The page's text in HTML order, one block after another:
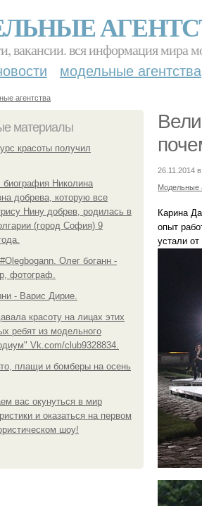
вакансии. вся информация мира
модельные агентства
агентства
материалы
красоты получил
Николина
добрева, которую все
Нину добрев, родилась в
(город София) 9
Олег боганн -
фотограф.
- Варис Дирие.
красоту на лицах этих
ребят из модельного
Vk.com/club9328834.
плащи и бомберы на осень
вас окунуться в мир
и оказаться на первом
шоу!
26.11.2014
Модельные
Карина
опыт
устали